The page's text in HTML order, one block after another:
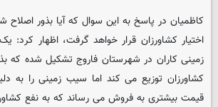
کاظمیان در پاسخ به این سوال که آیا بذور
اختیار کشاورزان قرار خواهد گرفت، اظهار
زمینی کاران در شهرستان فاروج تشکیل شده که
کشاورزان توزیع می کند اما سیب زمینی را به
قیمت بیشتری به فروش می رساند که به نفع